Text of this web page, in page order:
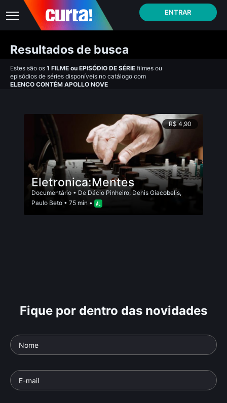
ENTRAR
Resultados de busca
Estes são os 1 FILME ou EPISÓDIO DE SÉRIE filmes ou
episódios de séries disponíveis no catálogo com
ELENCO CONTÉM APOLLO NOVE
R$ 4,90
Eletronica:Mentes
Documentário • De Dácio Pinheiro, Denis Giacobelis,
Paulo Beto • 75 min •
Fique por dentro das novidades